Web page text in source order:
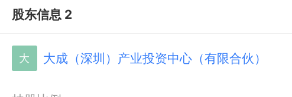
股东信息 2
大 大成（深圳）产业投资中心（有限合伙）